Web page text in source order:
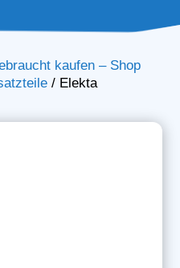
kaufen – Shop
/ Elekta